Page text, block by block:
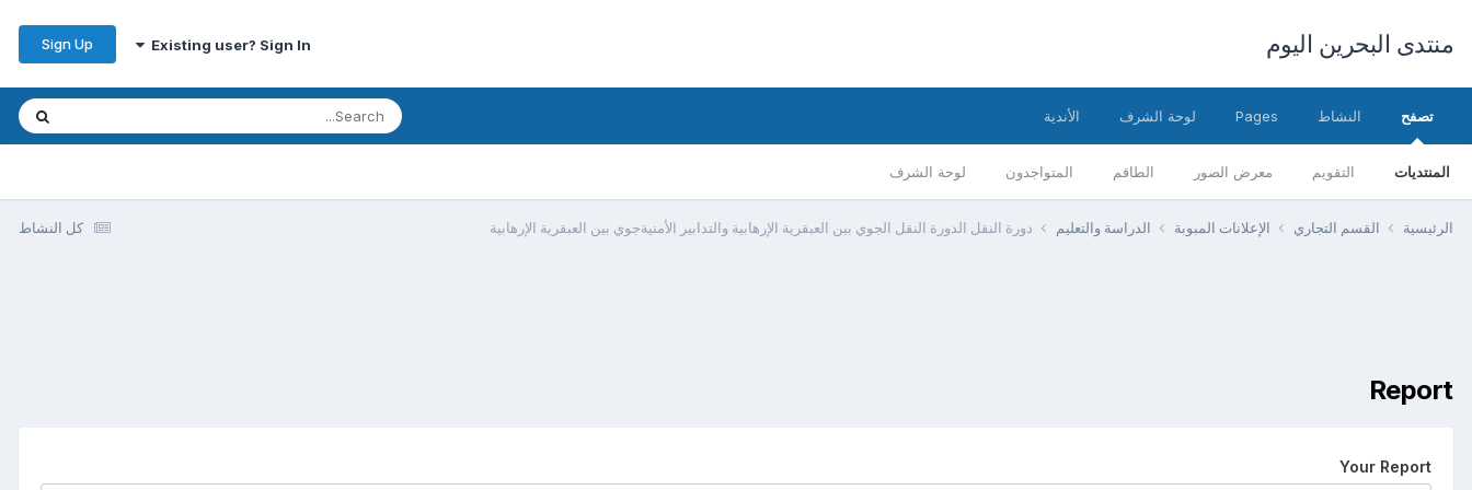
منتدى البحرين اليوم Existing user? Sign In
Sign Up
تصفح
المنتديات التقويم معرض الصور الطاقم المتواجدون لوحة الشرف
النشاط Pages لوحة الشرف الأندية
كل النشاط الرئيسية القسم التجاري الإعلانات المبوبة الدراسة والتعليم دورة النقل الدورة النقل الجوي بين العبقرية الإرهابية والتدابير الأمنيةجوي بين العبقرية الإرهابية
Report
Your Report